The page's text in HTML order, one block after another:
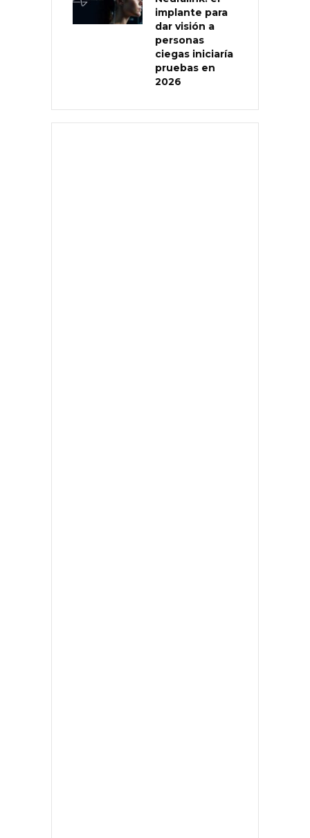
implante para
dar visión a
personas
ciegas iniciaría
pruebas en
2026